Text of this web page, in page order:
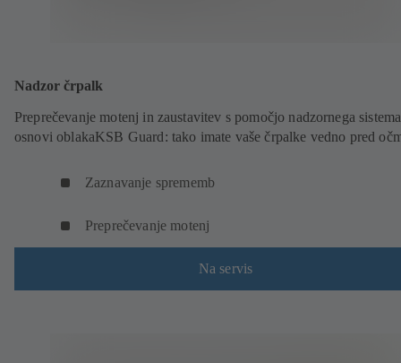
Nadzor črpalk
Preprečevanje motenj in zaustavitev s pomočjo nadzornega
osnovi oblakaKSB Guard: tako imate vaše črpalke vedno pred
Zaznavanje sprememb
Preprečevanje motenj
Na servis